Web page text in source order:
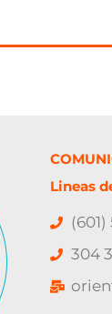
Lineas
(601)
304